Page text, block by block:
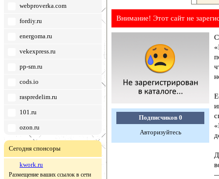
webproverka.com
fordiy.ru
energoma.ru
vekexpress.ru
pp-sm.ru
cods.io
raspredelim.ru
101.ru
ozon.ru
Сегодня спонсоры
kwork.ru
Размещение ваших ссылок в сети
Внимание! Этот сайт не
Подписчиков 0
Авторизуйтесь